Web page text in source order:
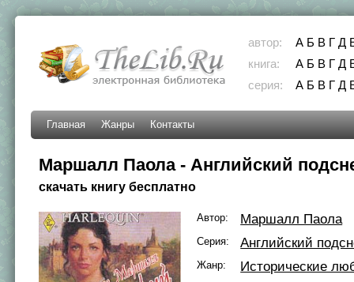
автор: А Б В Г Д
книга:
А Б В Г Д
серия:
А Б В Г Д
Главная Жанры Контакты
Маршалл Паола - Английский
скачать книгу бесплатно
Автор: Маршалл Паола
Серия: Английский
Жанр:
Исторические